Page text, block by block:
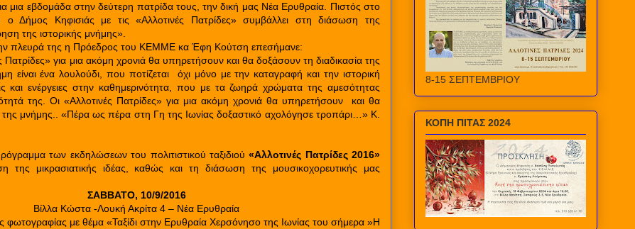
μια εβδομάδα στην δεύτερη πατρίδα τους, την δική μας Νέα Ερυθραία. Πιστός στο
ο Δήμος Κηφισιάς με τις«Αλλοτινές Πατρίδες» συμβάλλει στηδιάσωση της
της ιστορικής μνήμης».
πλευρά της η Πρόεδρος του ΚΕΜΜΕ κα Έφη Κούτση επεσήμανε:
Πατρίδες» για μια ακόμη χρονιά θα υπηρετήσουν και θα δοξάσουν τη διαδικασία της
είναι ένα λουλούδι, που ποτίζεται
όχι μόνο με την καταγραφή και την ιστορική
και ενέργειες στην καθημερινότητα, που με τα ζωηρά χρώματα της αμεσότητας
της. Οι «Αλλοτινές Πατρίδες» για μια ακόμη χρονιά θα υπηρετήσουν
και θα
της μνήμης.. «Πέρα ως πέρα στη Γη της Ιωνίας δοξαστικό αχολόγησε τροπάρι…» Κ.
των εκδηλώσεων του πολιτιστικού ταξιδιού«Αλλοτινές Πατρίδες 2016»
της μικρασιατικής ιδέας, καθώς και τη διάσωση της μουσικοχορευτικής μας
ΣΑΒΒΑΤΟ, 10/9/2016
Βίλλα Κώστα -Λουκή Ακρίτα 4 – Νέα Ερυθραία
φωτογραφίας με θέμα «Ταξίδι στην Ερυθραία Χερσόνησο της Ιωνίας του σήμερα »Η
8-15 ΣΕΠΤΕΜΒΡΙΟΥ
ΚΟΠΗ ΠΙΤΑΣ 2024